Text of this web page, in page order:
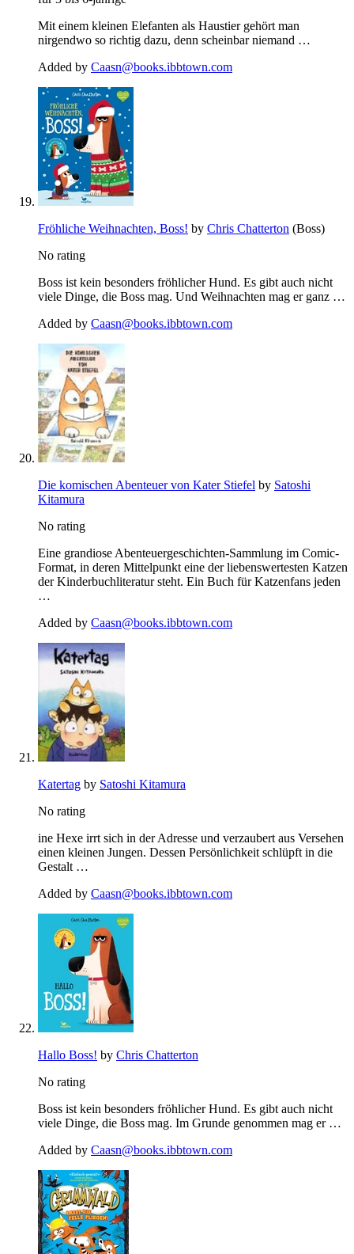
Mit einem kleinen Elefanten als Haustier gehört man
nirgendwo so richtig dazu, denn scheinbar niemand …
Added by Caasn@books.ibbtown.com
Fröhliche Weihnachten, Boss! by Chris Chatterton (Boss)
No rating
Boss ist kein besonders fröhlicher Hund. Es gibt auch nicht
viele Dinge, die Boss mag. Und Weihnachten mag er ganz …
Added by Caasn@books.ibbtown.com
Die komischen Abenteuer von Kater Stiefel by Satoshi
Kitamura
No rating
Eine grandiose Abenteuergeschichten-Sammlung im Comic-
Format, in deren Mittelpunkt eine der liebenswertesten Katzen
der Kinderbuchliteratur steht. Ein Buch für Katzenfans jeden
…
Added by Caasn@books.ibbtown.com
Katertag by Satoshi Kitamura
No rating
ine Hexe irrt sich in der Adresse und verzaubert aus Versehen
einen kleinen Jungen. Dessen Persönlichkeit schlüpft in die
Gestalt …
Added by Caasn@books.ibbtown.com
Hallo Boss! by Chris Chatterton
No rating
Boss ist kein besonders fröhlicher Hund. Es gibt auch nicht
viele Dinge, die Boss mag. Im Grunde genommen mag er …
Added by Caasn@books.ibbtown.com